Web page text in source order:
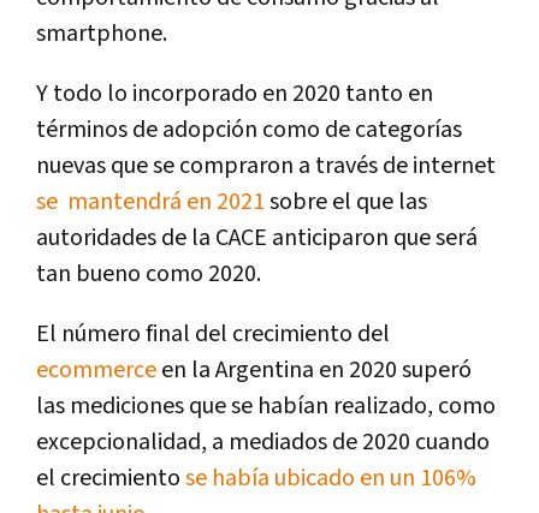
smartphone.
Y todo lo incorporado en 2020 tanto en
términos de adopción como de categorías
nuevas que se compraron a través de internet
se mantendrá en 2021sobre el que las
autoridades de la CACE anticiparon que será
tan bueno como 2020.
El número final del crecimiento del
ecommerceen la Argentina en 2020 superó
las mediciones que se habían realizado, como
excepcionalidad, a mediados de 2020 cuando
el crecimientose había ubicado en un 106%